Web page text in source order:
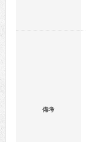
備考